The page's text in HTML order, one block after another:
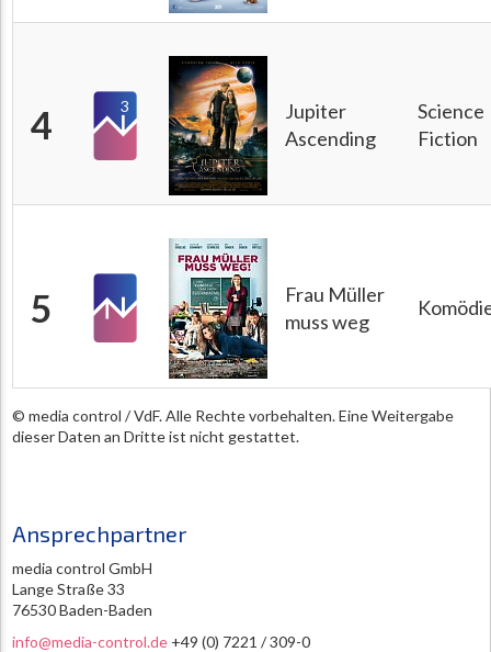
4 3
Jupiter
Ascending
Science
Fiction
5
Frau Müller
muss weg
© media control / VdF. Alle Rechte vorbehalten. Eine Weitergabe
dieser Daten an Dritte ist nicht gestattet.
Ansprechpartner
media control GmbH
Lange Straße 33
76530 Baden-Baden
info@media-control.de +49 (0) 7221 / 309-0